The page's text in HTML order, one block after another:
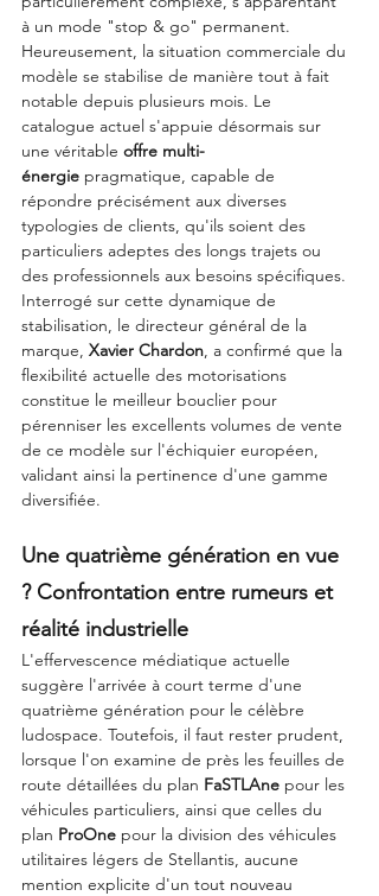
à un mode "stop & go" permanent.
Heureusement, la situation commerciale du
modèle se stabilise de manière tout à fait
notable depuis plusieurs mois. Le
catalogue actuel s'appuie désormais sur
une véritable offre multi-
énergie pragmatique, capable de
répondre précisément aux diverses
typologies de clients, qu'ils soient des
particuliers adeptes des longs trajets ou
des professionnels aux besoins spécifiques.
Interrogé sur cette dynamique de
stabilisation, le directeur général de la
marque, Xavier Chardon, a confirmé que la
flexibilité actuelle des motorisations
constitue le meilleur bouclier pour
pérenniser les excellents volumes de vente
de ce modèle sur l'échiquier européen,
validant ainsi la pertinence d'une gamme
diversifiée.
Une quatrième génération en vue
? Confrontation entre rumeurs et
réalité industrielle
L'effervescence médiatique actuelle
suggère l'arrivée à court terme d'une
quatrième génération pour le célèbre
ludospace. Toutefois, il faut rester prudent,
lorsque l'on examine de près les feuilles de
route détaillées du plan FaSTLAne pour les
véhicules particuliers, ainsi que celles du
plan ProOne pour la division des véhicules
utilitaires légers de Stellantis, aucune
mention explicite d'un tout nouveau